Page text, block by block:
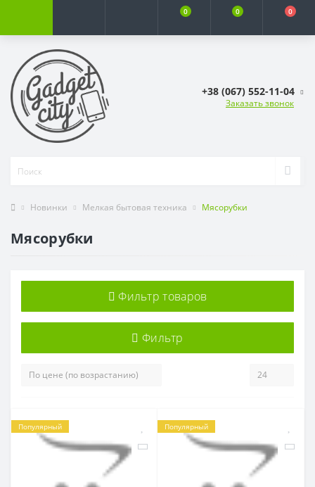
0 0 0
+38 (067) 552-11-04
Заказать звонок
Новинки Мелкая бытовая техника Мясорубки
Мясорубки
Фильтр товаров
Фильтр
Популярный Популярный